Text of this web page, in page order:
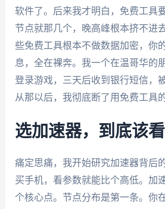
软件了。后来我才明白，免费工具
节点就那几个，晚高峰根本挤不进
些免费工具根本不做数据加密，你
息，全在裸奔。我一个在温哥华的
登录游戏，三天后收到银行短信，
从那以后，我彻底断了用免费工具
选加速器，到底该
痛定思痛，我开始研究加速器背后
买手机，看参数就能比个高低。加
个核心点。节点分布是第一条。你